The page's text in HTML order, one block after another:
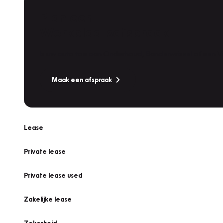
Maak een afspraak
Lease
Private lease
Private lease used
Zakelijke lease